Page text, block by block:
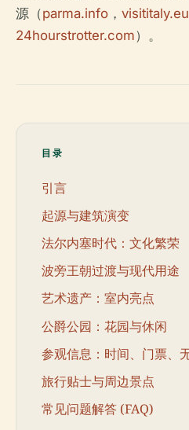
源（parma.info ， visititaly.eu
24hourstrotter.com）。
目录
引言
起源与建筑演变
法尔内塞时代：文化繁荣
波旁王朝过渡与现代用途
艺术遗产：室内亮点
公爵公园：花园与休闲
参观信息：时间、门票、
旅行贴士与周边景点
常见问题解答 (FAQ)